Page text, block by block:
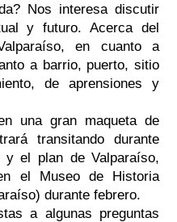
Nos interesa discutir
y futuro. Acerca del
en cuanto a
a barrio, puerto, sitio
de aprensiones y
una gran maqueta de
transitando durante
el plan de Valparaíso,
el Museo de Historia
durante febrero.
a algunas preguntas